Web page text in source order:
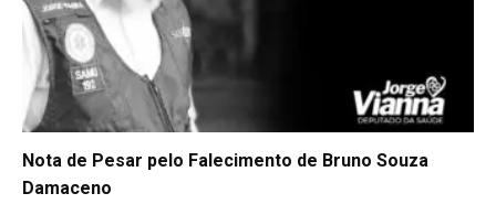
Nota de Pesar pelo Falecimento de Bruno Souza
Damaceno